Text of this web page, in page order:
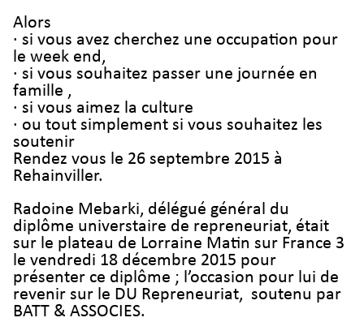
Alors
· si vous avez cherchez une occupation pour
le week end,
· si vous souhaitez passer une journée en
famille ,
· si vous aimez la culture
· ou tout simplement si vous souhaitez les
soutenir
Rendez vous le 26 septembre 2015 à
Rehainviller.
Radoine Mebarki, délégué général du
diplôme universtaire de repreneuriat, était
sur le plateau de Lorraine Matin sur France 3
le vendredi 18 décembre 2015 pour
présenter ce diplôme ; l’occasion pour lui de
revenir sur le DU Repreneuriat, soutenu par
BATT & ASSOCIES.